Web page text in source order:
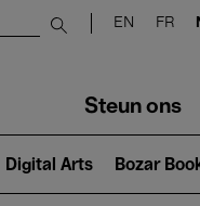
Submit search
EN FR
Steun ons
Digital Arts Bozar